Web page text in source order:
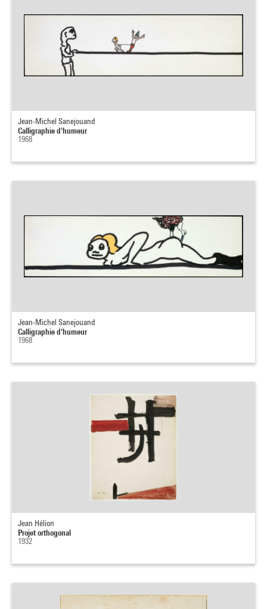
Jean-Michel Sanejouand
Calligraphie d'humeur
1968
Jean-Michel Sanejouand
Calligraphie d'humeur
1968
Jean Hélion
Projet orthogonal
1932